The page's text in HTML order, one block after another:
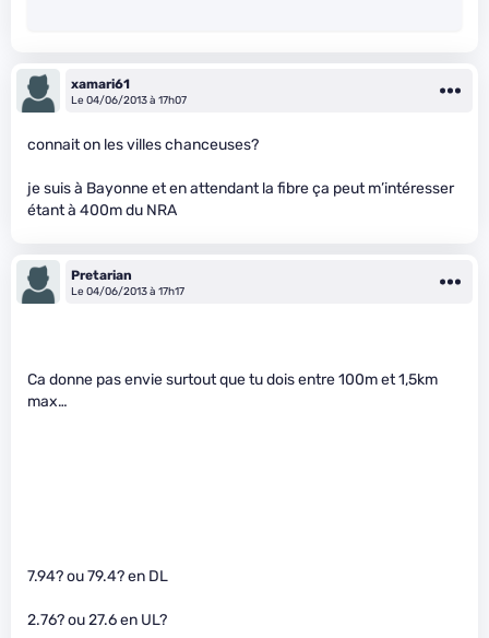
xamari61
Le 04/06/2013 à 17h07
connait on les villes chanceuses?
je suis à Bayonne et en attendant la fibre ça peut m’intéresser
étant à 400m du NRA
Pretarian
Le 04/06/2013 à 17h17
Ca donne pas envie surtout que tu dois entre 100m et 1,5km
max…
7.94? ou 79.4? en DL
2.76? ou 27.6 en UL?